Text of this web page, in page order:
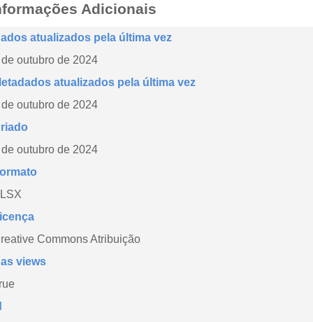
Adicionais
atualizados pela última vez
outubro de 2024
atualizados pela última vez
outubro de 2024
outubro de 2024
Commons Atribuição
views